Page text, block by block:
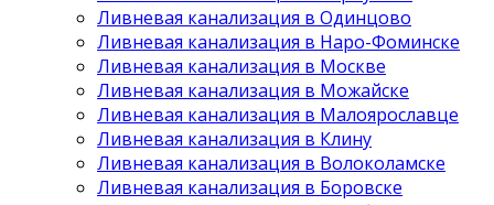
Ливневая канализация в Одинцово
Ливневая канализация в Наро-Фоминске
Ливневая канализация в Москве
Ливневая канализация в Можайске
Ливневая канализация в Малоярославце
Ливневая канализация в Клину
Ливневая канализация в Волоколамске
Ливневая канализация в Боровске